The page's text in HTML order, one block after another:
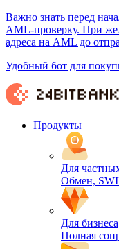
Важно знать перед
AML-проверку. При
адреса на AML до
Удобный бот для
Продукты
Для
Обмен,
Для бизнеса
Полная